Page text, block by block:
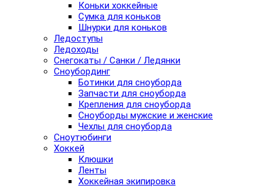
Коньки хоккейные
Сумка для коньков
Шнурки для коньков
Ледоступы
Ледоходы
Снегокаты / Санки / Ледянки
Сноубординг
Ботинки для сноуборда
Запчасти для сноуборда
Крепления для сноуборда
Сноуборды мужские и женские
Чехлы для сноуборда
Сноутюбинги
Хоккей
Клюшки
Ленты
Хоккейная экипировка